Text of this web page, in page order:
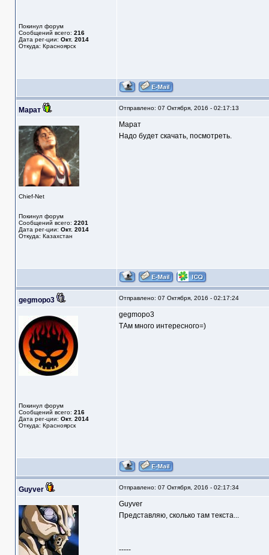
Покинул форум
Сообщений всего: 216
Дата рег-ции: Окт. 2014
Откуда: Красноярск
Марат Отправлено: 07 Октября, 2016 - 02:17:13
Chief-Net
Покинул форум
Сообщений всего: 2201
Дата рег-ции: Окт. 2014
Откуда: Казахстан
Марат
Надо будет скачать, посмотреть.
gegmopo3 Отправлено: 07 Октября, 2016 - 02:17:24
Покинул форум
Сообщений всего: 216
Дата рег-ции: Окт. 2014
Откуда: Красноярск
gegmopo3
ТАм много интересного=)
Guyver Отправлено: 07 Октября, 2016 - 02:17:34
Guyver
Представляю, сколько там текста...
-----